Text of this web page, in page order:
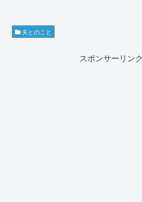
夫とのこと
スポンサーリンク